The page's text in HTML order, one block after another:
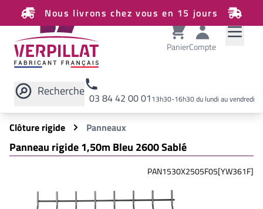
Nous livrons chez vous en 15 jours
PanierCompte
Recherche 03 84 42 00 0113h30-16h30 du lundi au vendredi
Rechercher sur le site
Clôture rigide
Panneaux
Panneau rigide 1,50m Bleu 2600 Sablé
PAN1530X2505F05[YW361F]